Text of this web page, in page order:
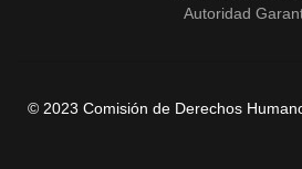
Autoridad
© 2023 Comisión de Derechos